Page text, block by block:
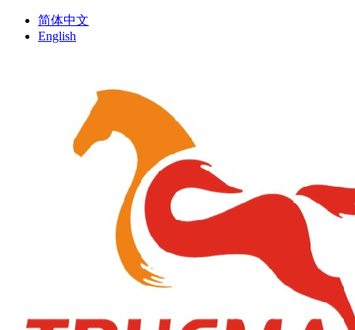
简体中文
English